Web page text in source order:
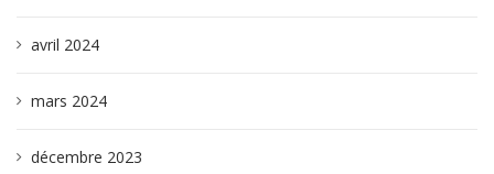
avril 2024
mars 2024
décembre 2023